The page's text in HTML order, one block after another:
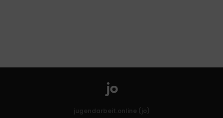
jugendarbeit.online (jo)